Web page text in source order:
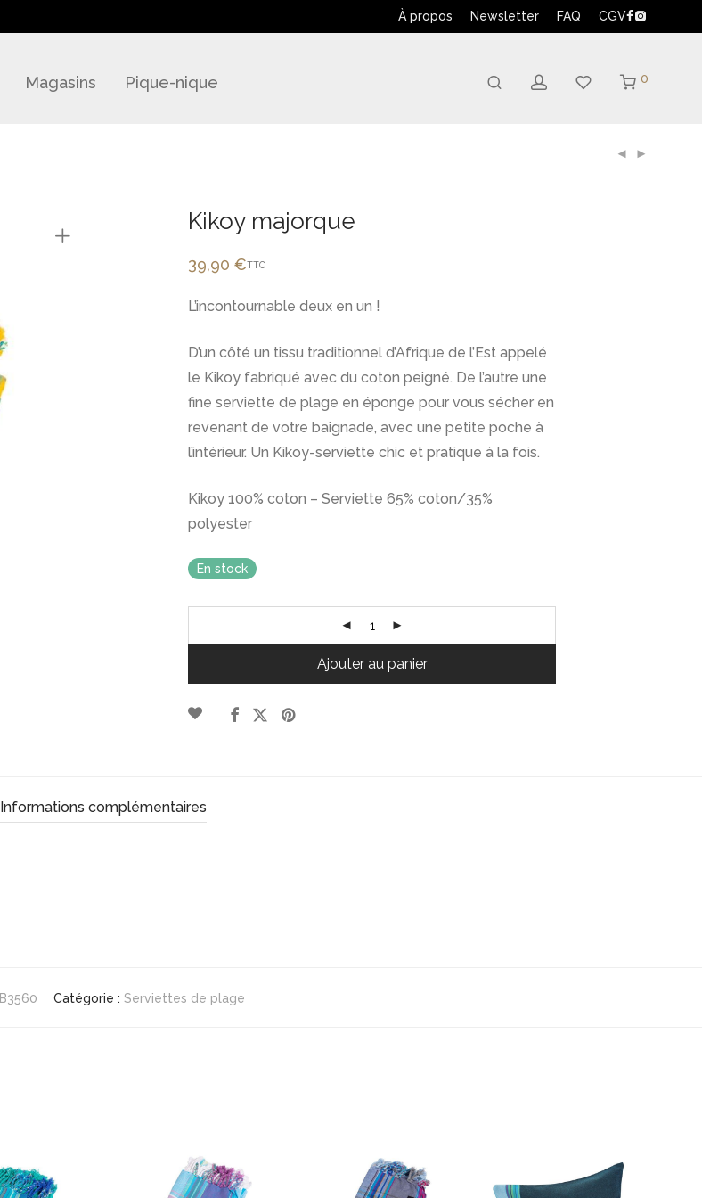
À propos Newsletter FAQ CGV
Magasins Pique-nique 0
Kikoy majorque
39,90 €TTC
L’incontournable deux en un !
D’un côté un tissu traditionnel d’Afrique de l’Est appelé
le Kikoy fabriqué avec du coton peigné. De l’autre une
fine serviette de plage en éponge pour vous sécher en
revenant de votre baignade, avec une petite poche à
l’intérieur. Un Kikoy-serviette chic et pratique à la fois.
Kikoy 100% coton – Serviette 65% coton/35%
polyester
En stock
Ajouter au panier
Informations complémentaires
B3560 Catégorie : Serviettes de plage